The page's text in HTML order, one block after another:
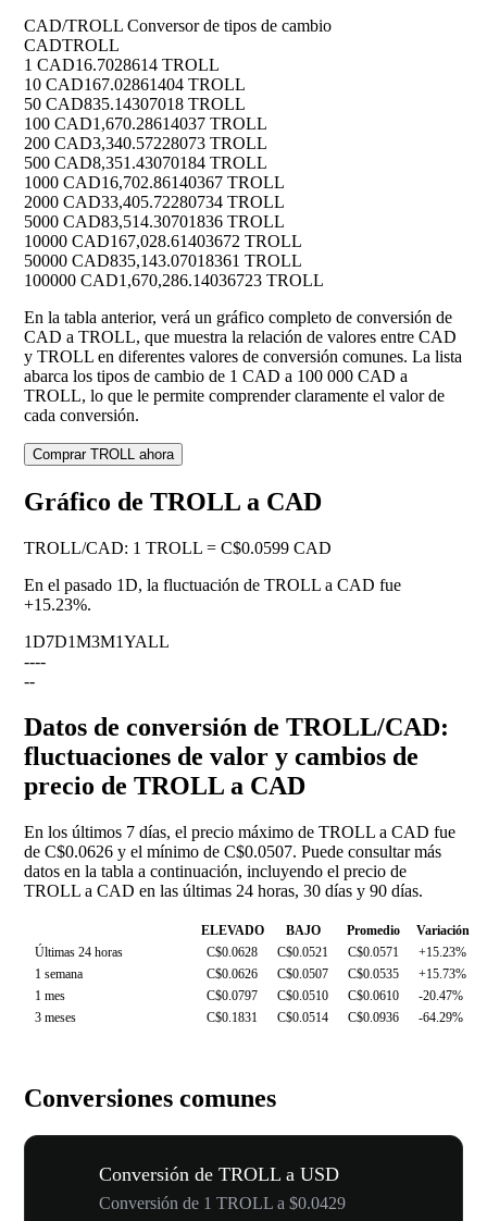
CAD/TROLL Conversor de tipos de cambio
CADTROLL
1 CAD16.7028614 TROLL
10 CAD167.02861404 TROLL
50 CAD835.14307018 TROLL
100 CAD1,670.28614037 TROLL
200 CAD3,340.57228073 TROLL
500 CAD8,351.43070184 TROLL
1000 CAD16,702.86140367 TROLL
2000 CAD33,405.72280734 TROLL
5000 CAD83,514.30701836 TROLL
10000 CAD167,028.61403672 TROLL
50000 CAD835,143.07018361 TROLL
100000 CAD1,670,286.14036723 TROLL
En la tabla anterior, verá un gráfico completo de conversión de
CAD a TROLL, que muestra la relación de valores entre CAD
y TROLL en diferentes valores de conversión comunes. La lista
abarca los tipos de cambio de 1 CAD a 100 000 CAD a
TROLL, lo que le permite comprender claramente el valor de
cada conversión.
Comprar TROLL ahora
Gráfico de TROLL a CAD
TROLL/CAD: 1 TROLL = C$0.0599 CAD
En el pasado 1D, la fluctuación de TROLL a CAD fue
+15.23%.
1D7D1M3M1YALL
----
--
Datos de conversión de TROLL/CAD:
fluctuaciones de valor y cambios de
precio de TROLL a CAD
En los últimos 7 días, el precio máximo de TROLL a CAD fue
de C$0.0626 y el mínimo de C$0.0507. Puede consultar más
datos en la tabla a continuación, incluyendo el precio de
TROLL a CAD en las últimas 24 horas, 30 días y 90 días.
ELEVADO BAJO Promedio
Variación
Últimas 24 horas
C$0.0628 C$0.0521 C$0.0571
+15.23%
1 semana
C$0.0626 C$0.0507 C$0.0535
+15.73%
1 mes
C$0.0797 C$0.0510 C$0.0610
-20.47%
3 meses
C$0.1831 C$0.0514 C$0.0936 -64.29%
Conversiones comunes
Conversión de TROLL a USD
Conversión de 1 TROLL a $0.0429